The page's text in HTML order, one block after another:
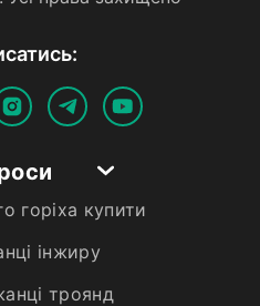
горіха купити
інжиру
троянд